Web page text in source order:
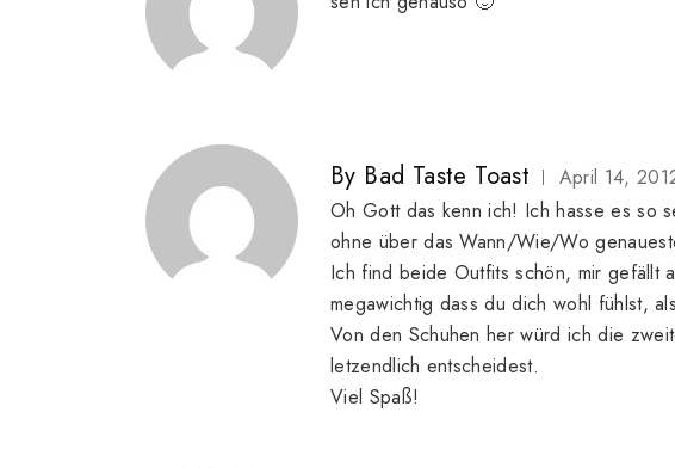
By Bad Taste Toast
April 14,
Oh Gott das kenn ich! Ich hasse es so
ohne über das Wann/Wie/Wo
Ich find beide Outfits schön, mir gefällt
megawichtig dass du dich wohl fühlst,
Von den Schuhen her würd ich die
letzendlich entscheidest.
Viel Spaß!